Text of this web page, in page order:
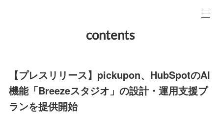
contents
【プレスリリース】pickupon、HubSpotのAI
機能「Breezeスタジオ」の設計・運用支援プ
ランを提供開始